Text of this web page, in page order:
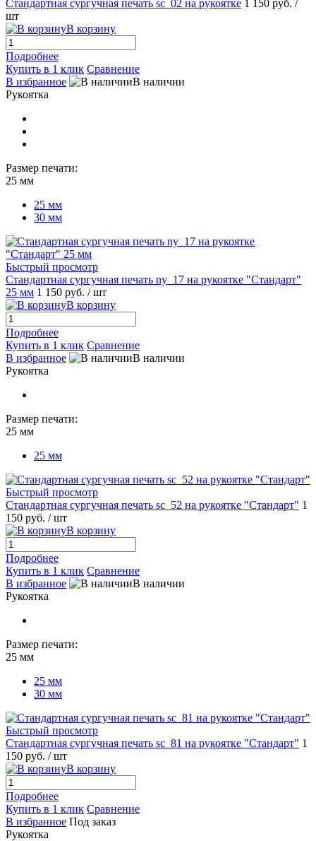
Стандартная сургучная печать sc_02 на рукоятке 1 150 руб. /
шт
В корзину
Подробнее
Купить в 1 клик Сравнение
В избранное
В наличии
Рукоятка
Размер печати:
25 мм
25 мм
30 мм
Быстрый просмотр
Стандартная сургучная печать ny_17 на рукоятке "Стандарт"
25 мм 1 150 руб. / шт
В корзину
Подробнее
Купить в 1 клик Сравнение
В избранное
В наличии
Рукоятка
Размер печати:
25 мм
25 мм
Быстрый просмотр
Стандартная сургучная печать sc_52 на рукоятке "Стандарт" 1
150 руб. / шт
В корзину
Подробнее
Купить в 1 клик Сравнение
В избранное
В наличии
Рукоятка
Размер печати:
25 мм
25 мм
30 мм
Быстрый просмотр
Стандартная сургучная печать sc_81 на рукоятке "Стандарт" 1
150 руб. / шт
В корзину
Подробнее
Купить в 1 клик Сравнение
В избранное Под заказ
Рукоятка